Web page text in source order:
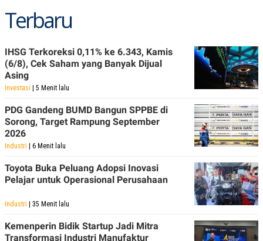
Terbaru
IHSG Terkoreksi 0,11% ke 6.343, Kamis
(6/8), Cek Saham yang Banyak Dijual
Asing
Investasi | 5 Menit lalu
PDG Gandeng BUMD Bangun SPPBE di
Sorong, Target Rampung September
2026
Industri | 6 Menit lalu
Toyota Buka Peluang Adopsi Inovasi
Pelajar untuk Operasional Perusahaan
Industri | 35 Menit lalu
Kemenperin Bidik Startup Jadi Mitra
Transformasi Industri Manufaktur